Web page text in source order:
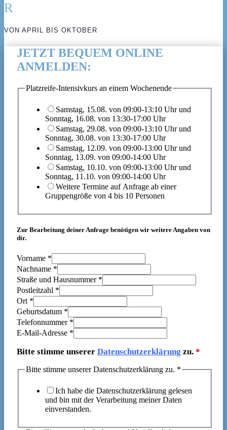
R
VON APRIL BIS OKTOBER
JETZT BEQUEM ONLINE
ANMELDEN:
Platzreife-Intensivkurs an einem Wochenende
Samstag, 15.08. von 09:00-13:10 Uhr und
Sonntag, 16.08. von 13:30-17:00 Uhr
Samstag, 29.08. von 09:00-13:10 Uhr und
Sonntag, 30.08. von 13:30-17:00 Uhr
Samstag, 12.09. von 09:00-13:00 Uhr und
Sonntag, 13.09. von 09:00-14:00 Uhr
Samstag, 10.10. von 09:00-13:00 Uhr und
Sonntag, 11.10. von 09:00-14:00 Uhr
Weitere Termine auf Anfrage ab einer
Gruppengröße von 4 bis 10 Personen
Zur Bearbeitung deiner Anfrage benötigen wir weitere Angaben von
dir.
Vorname *
Nachname *
Straße und Hausnummer *
Postleitzahl *
Ort *
Geburtsdatum *
Telefonnummer *
E-Mail-Adresse *
Bitte stimme unserer Datenschutzerklärung zu. *
Bitte stimme unserer Datenschutzerklärung zu. *
Ich habe die Datenschutzerklärung gelesen
und bin mit der Verarbeitung meiner Daten
einverstanden.